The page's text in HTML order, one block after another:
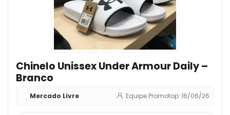
Chinelo Unissex Under Armour Daily –
Branco
Mercado Livre Equipe Promotop•16/06/26